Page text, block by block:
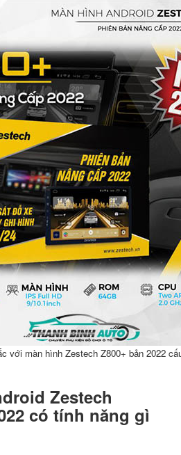
với màn hình Zestech Z800+ bản 2022
Zestech
có tính năng gì